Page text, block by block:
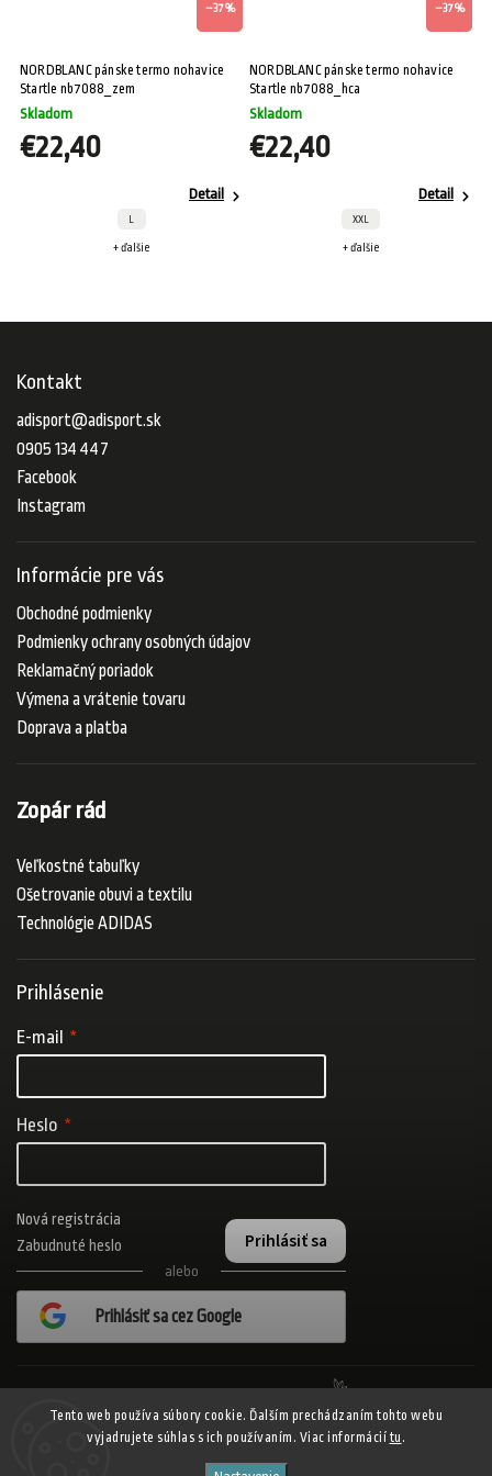
Tento web používa súbory cookie. Ďalším prechádzaním tohto webu
vyjadrujete súhlas s ich používaním. Viac informácií tu .
–37 %
NORDBLANC pánske termo nohavice
Startle nb7088_zem
Skladom
€22,40
Detail
L
+ ďalšie
–37 %
NORDBLANC pánske termo nohavice
Startle nb7088_hca
Skladom
€22,40
Detail
XXL
+ ďalšie
Kontakt
adisport@adisport.sk
0905 134 447
Facebook
Instagram
Informácie pre vás
Obchodné podmienky
Podmienky ochrany osobných údajov
Reklamačný poriadok
Výmena a vrátenie tovaru
Doprava a platba
Zopár rád
Veľkostné tabuľky
Ošetrovanie obuvi a textilu
Technológie ADIDAS
Prihlásenie
E-mail
Heslo
Prihlásiť sa
Nová registrácia
Zabudnuté heslo
alebo
Prihlásiť sa cez Google
ADISPORT.sk - adidas online športový obchod